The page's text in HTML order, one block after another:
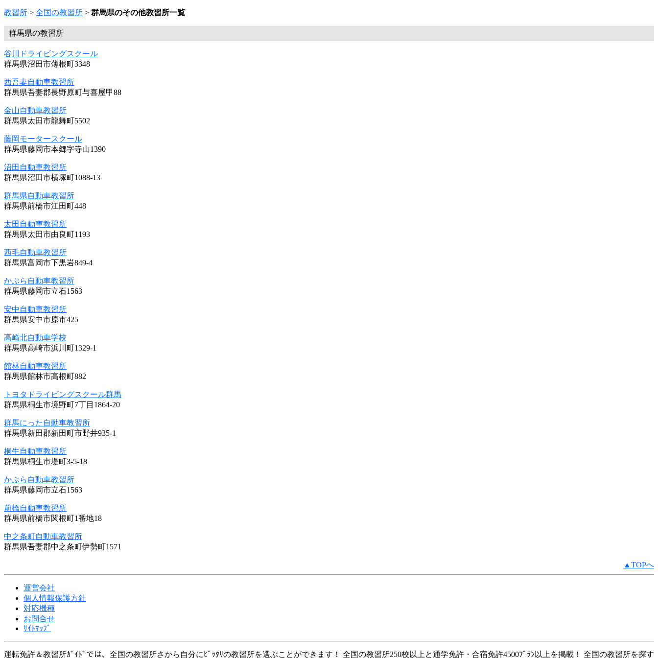
教習所 > 全国の教習所 > 群馬県のその他教習所一覧
群馬県の教習所
谷川ドライビングスクール
群馬県沼田市薄根町3348
西吾妻自動車教習所
群馬県吾妻郡長野原町与喜屋甲88
金山自動車教習所
群馬県太田市龍舞町5502
藤岡モータースクール
群馬県藤岡市本郷字寺山1390
沼田自動車教習所
群馬県沼田市横塚町1088-13
群馬県自動車教習所
群馬県前橋市江田町448
太田自動車教習所
群馬県太田市由良町1193
西毛自動車教習所
群馬県富岡市下黒岩849-4
かぶら自動車教習所
群馬県藤岡市立石1563
安中自動車教習所
群馬県安中市原市425
高崎北自動車学校
群馬県高崎市浜川町1329-1
館林自動車教習所
群馬県館林市高根町882
トヨタドライビングスクール群馬
群馬県桐生市境野町7丁目1864-20
群馬にった自動車教習所
群馬県新田郡新田町市野井935-1
桐生自動車教習所
群馬県桐生市堤町3-5-18
かぶら自動車教習所
群馬県藤岡市立石1563
前橋自動車教習所
群馬県前橋市関根町1番地18
中之条町自動車教習所
群馬県吾妻郡中之条町伊勢町1571
▲TOPへ
運営会社
個人情報保護方針
対応機種
お問合せ
ｻｲﾄﾏｯﾌﾟ
運転免許＆教習所ｶﾞｲﾄﾞでは、全国の教習所さから自分にﾋﾟｯﾀﾘの教習所を選ぶことができます！ 全国の教習所250校以上と通学免許・合宿免許4500ﾌﾟﾗﾝ以上を掲載！ 全国の教習所を探す